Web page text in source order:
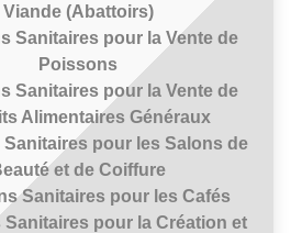
Viande (Abattoirs)
Sanitaires pour la Vente de
Poissons
Sanitaires pour la Vente de
Alimentaires Généraux
pour les Salons de
et de Coiffure
Sanitaires pour les Cafés
pour la Création et